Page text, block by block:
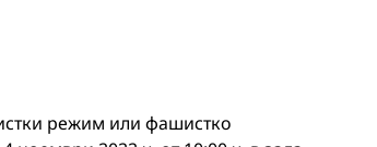
режим или фашистко